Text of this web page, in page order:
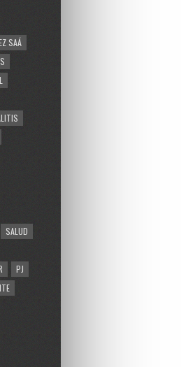
SAÁ
SALUD
PJ